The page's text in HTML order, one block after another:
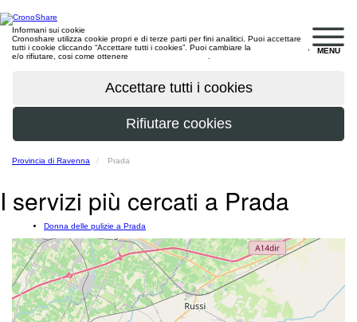
MENU
Informani sui cookie
Cronoshare utilizza cookie propri e di terze parti per fini analitici. Puoi accettare
tutti i cookie cliccando “Accettare tutti i cookies”. Puoi cambiare la
e/o rifiutare, cosi come ottenere
Provincia di Ravenna Prada
I servizi più cercati a Prada
Donna delle pulizie a Prada